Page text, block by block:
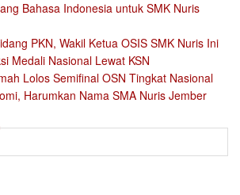
Bahasa Indonesia untuk SMK Nuris
PKN, Wakil Ketua OSIS SMK Nuris Ini
Medali Nasional Lewat KSN
Lolos Semifinal OSN Tingkat Nasional
Harumkan Nama SMA Nuris Jember